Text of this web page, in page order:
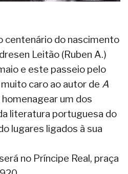
centenário do nascimento
Leitão (Ruben A.)
e este passeio pelo
caro ao autor de A
homenagear um dos
literatura portuguesa do
lugares ligados à sua
no Príncipe Real, praça